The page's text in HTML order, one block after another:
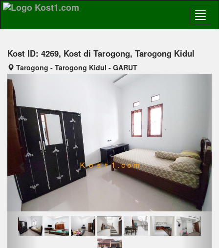
Kost ID: 4269, Kost di Tarogong, Tarogong Kidul
Tarogong - Tarogong Kidul - GARUT